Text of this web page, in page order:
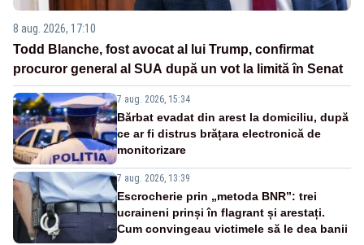
8 aug. 2026, 17:10
Todd Blanche, fost avocat al lui Trump, confirmat
procuror general al SUA după un vot la limită în Senat
7 aug. 2026, 15:34
Bărbat evadat din arest la domiciliu, după
ce ar fi distrus brățara electronică de
monitorizare
7 aug. 2026, 13:39
Escrocherie prin „metoda BNR”: trei
ucraineni prinși în flagrant și arestați.
Cum convingeau victimele să le dea banii